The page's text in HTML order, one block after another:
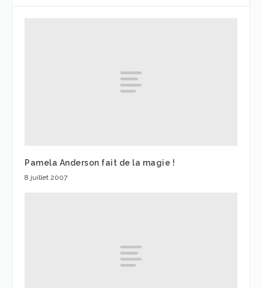
Pamela Anderson fait de la magie !
8 juillet 2007